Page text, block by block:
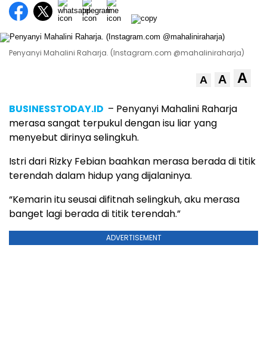
Penyanyi Mahalini Raharja. (Instagram.com @mahaliniraharja)
A A A
BUSINESSTODAY.ID – Penyanyi Mahalini Raharja
merasa sangat terpukul dengan isu liar yang
menyebut dirinya selingkuh.
Istri dari Rizky Febian baahkan merasa berada di titik
terendah dalam hidup yang dijalaninya.
“Kemarin itu seusai difitnah selingkuh, aku merasa
banget lagi berada di titik terendah.”
ADVERTISEMENT